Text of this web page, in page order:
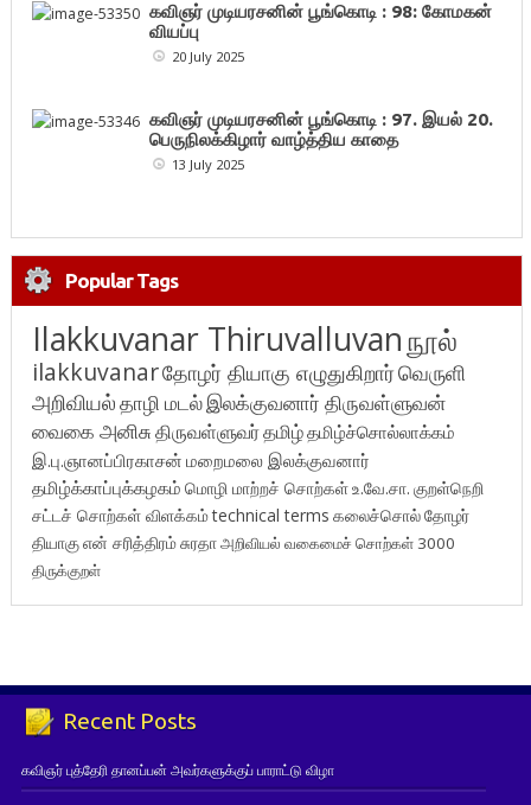
கவிஞர் முடியரசனின் பூங்கொடி : 98: கோமகன்
வியப்பு
20 July 2025
கவிஞர் முடியரசனின் பூங்கொடி : 97. இயல் 20.
பெருநிலக்கிழார் வாழ்த்திய காதை
13 July 2025
Popular Tags
Ilakkuvanar Thiruvalluvanநூல்
ilakkuvanarதோழர் தியாகு எழுதுகிறார்வெருளி
அறிவியல்தாழி மடல்இலக்குவனார் திருவள்ளுவன்
வைகை அனிசுதிருவள்ளுவர்தமிழ்தமிழ்ச்சொல்லாக்கம்
இ.பு.ஞானப்பிரகாசன் மறைமலை இலக்குவனார்
தமிழ்க்காப்புக்கழகம் மொழி மாற்றச் சொற்கள்உ.வே.சா. குறள்நெறி
சட்டச் சொற்கள் விளக்கம்technical terms கலைச்சொல்தோழர்
தியாகுஎன் சரித்திரம்சுரதாஅறிவியல் வகைமைச் சொற்கள் 3000
திருக்குறள்
Recent Posts
கவிஞர் புத்தேரி தானப்பன் அவர்களுக்குப் பாராட்டு விழா